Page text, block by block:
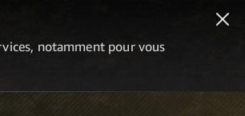
notamment pour vous